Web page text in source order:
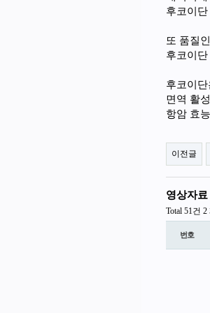
후코이
또 품질
후코이단
후코이
면역 활
항암 효
이전글
영상자
Total 51건 2
번호